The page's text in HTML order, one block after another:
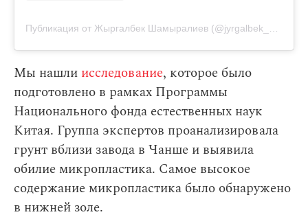
Мы нашли исследование, которое было
подготовлено в рамках Программы
Национального фонда естественных наук
Китая. Группа экспертов проанализировала
грунт вблизи завода в Чанше и выявила
обилие микропластика. Самое высокое
содержание микропластика было обнаружено
в нижней золе.